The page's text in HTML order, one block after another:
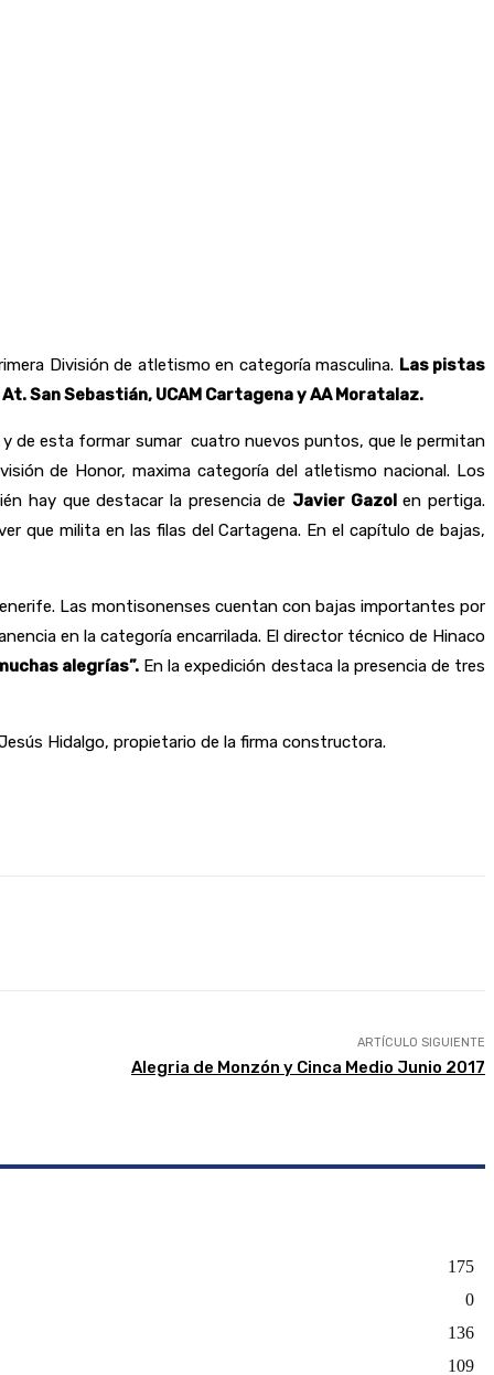
División de atletismo en categoría masculina. Las pistas
San Sebastián, UCAM Cartagena y AA Moratalaz.
de esta formar sumar cuatro nuevos puntos, que le permitan
de Honor, maxima categoría del atletismo nacional. Los
hay que destacar la presencia de Javier Gazolen pertiga.
que milita en las filas del Cartagena. En el capítulo de bajas,
Las montisonenses cuentan con bajas importantes por
en la categoría encarrilada. El director técnico de Hinaco
alegrías”. En la expedición destaca la presencia de tres
Hidalgo, propietario de la firma constructora.
ARTÍCULO SIGUIENTE
Alegria de Monzón y Cinca Medio Junio 2017
175
0
136
109